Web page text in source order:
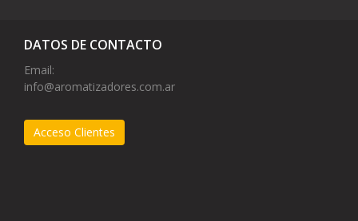
DATOS DE CONTACTO
Email:
info@aromatizadores.com.ar
Acceso Clientes